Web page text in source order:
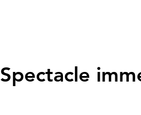
Spectacle